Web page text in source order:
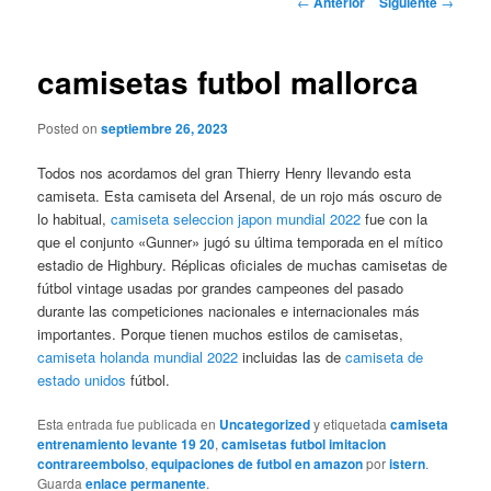
camisetas futbol mallorca
Posted onseptiembre 26, 2023
Todos nos acordamos del gran Thierry Henry llevando esta
camiseta. Esta camiseta del Arsenal, de un rojo más oscuro de
lo habitual,camiseta seleccion japon mundial 2022 fue con la
que el conjunto «Gunner» jugó su última temporada en el mítico
estadio de Highbury. Réplicas oficiales de muchas camisetas de
fútbol vintage usadas por grandes campeones del pasado
durante las competiciones nacionales e internacionales más
importantes. Porque tienen muchos estilos de camisetas,
camiseta holanda mundial 2022 incluidas las decamiseta de
estado unidos fútbol.
Esta entrada fue publicada en Uncategorizedy etiquetadacamiseta
entrenamiento levante 19 20,camisetas futbol imitacion
contrareembolso,equipaciones de futbol en amazonporistern.
Guardaenlace permanente.